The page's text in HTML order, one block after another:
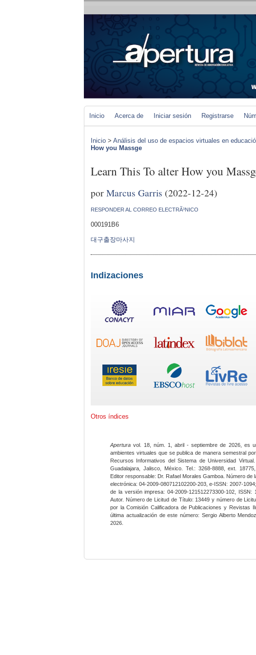
Inicio Acerca de Iniciar sesión Registrarse
Inicio > Análisis del uso de espacios virtuales en
How you Massge
Learn This To alter How you
porMarcus Garris (2022-12-24)
RESPONDER AL CORREO ELECTRÃ³NICO
000191B6
대구출장마사지
Indizaciones
Otros índices
Apertura vol. 18, núm. 1, abril - septiembre de 2026, es
ambientes virtuales que se publica de manera semestral
Recursos Informativos del Sistema de Universidad
Guadalajara, Jalisco, México. Tel.: 3268-8888, ext.
Editor responsable: Dr. Rafael Morales Gamboa. Número
electrónica: 04-2009-080712102200-203, e-ISSN: 2007-
de la versión impresa: 04-2009-121512273300-102,
Autor. Número de Licitud de Título: 13449 y número de
por la Comisión Calificadora de Publicaciones y Revistas
última actualización de este número: Sergio Alberto
2026.